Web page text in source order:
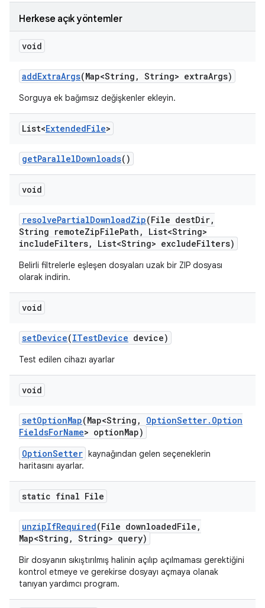
Herkese açık yöntemler
void
addExtraArgs(Map<String , String> extraArgs)
Sorguya ek bağımsız değişkenler ekleyin.
List<ExtendedFile>
getParallelDownloads()
void
resolvePartialDownloadZip(File destDir,
String remoteZipFilePath ,
List<String>
includeFilters, List<String> excludeFilters)
Belirli filtrelerle eşleşen dosyaları uzak bir ZIP dosyası
olarak indirin.
void
setDevice(ITestDevice device)
Test edilen cihazı ayarlar
void
setOptionMap(Map<String , OptionSetter. Option
FieldsForName> optionMap)
OptionSetter kaynağından gelen seçeneklerin
haritasını ayarlar.
static final File
unzipIfRequired(File downloadedFile ,
Map<String , String> query)
Bir dosyanın sıkıştırılmış halinin açılıp açılmaması gerektiğini
kontrol etmeye ve gerekirse dosyayı açmaya olanak
tanıyan yardımcı program.